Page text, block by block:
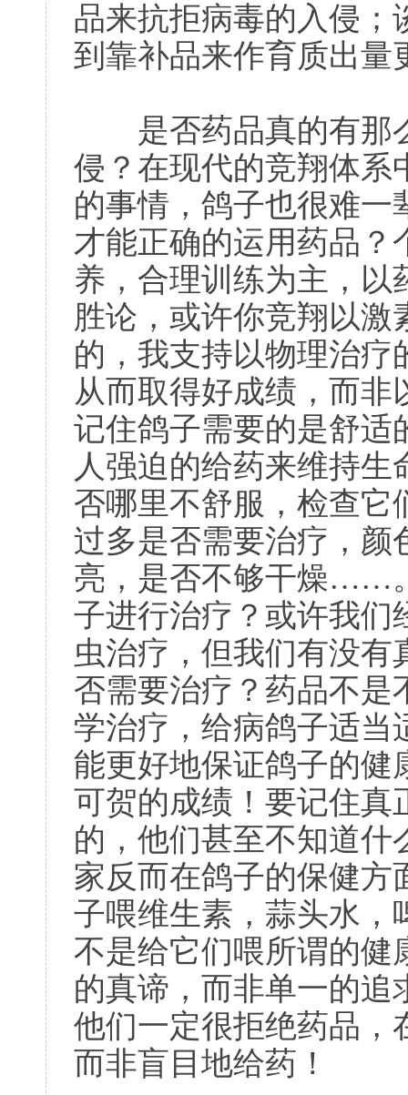
品来抗拒病毒的入侵；
到靠补品来作育质出
是否药品真的有那
侵？在现代的竞翔体系
的事情，鸽子也很难一
才能正确的运用药品？
养，合理训练为主，以
胜论，或许你竞翔以
的，我支持以物理治疗
从而取得好成绩，而
记住鸽子需要的是舒适
人强迫的给药来维持
否哪里不舒服，检查它
过多是否需要治疗，颜
亮，是否不够干燥……
子进行治疗？或许我们
虫治疗，但我们有没
否需要治疗？药品不是
学治疗，给病鸽子适当
能更好地保证鸽子的健
可贺的成绩！要记住真
的，他们甚至不知道什
家反而在鸽子的保健方
子喂维生素，蒜头水，
不是给它们喂所谓的健
的真谛，而非单一的追
他们一定很拒绝药品，
而非盲目地给药！